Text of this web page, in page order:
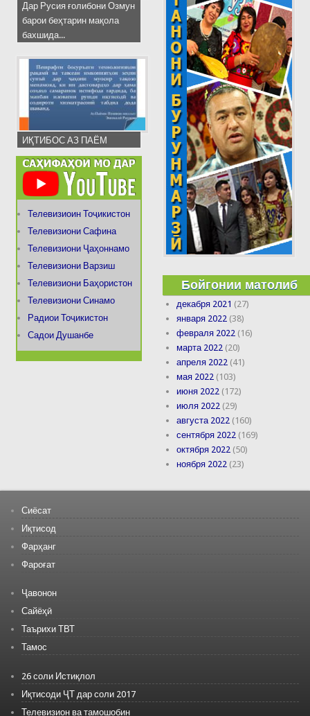
Дар Русия ғолибони Озмун
барои беҳтарин мақола
бахшида...
ИҚТИБОС АЗ ПАЁМ
Телевизиоин Тоҷикистон
Телевизиони Сафина
Телевизиони Ҷаҳоннамо
Телевизиони Варзиш
Телевизиони Баҳористон
Телевизиони Синамо
Радиои Тоҷикистон
Садои Душанбе
Бойгонии матолиб
декабря 2021 (27)
января 2022 (38)
февраля 2022 (16)
марта 2022 (20)
апреля 2022 (41)
мая 2022 (103)
июня 2022 (172)
июля 2022 (29)
августа 2022 (160)
сентября 2022 (169)
октября 2022 (50)
ноября 2022 (23)
Сиёсат
Иқтисод
Фарҳанг
Фароғат
Ҷавонон
Сайёҳӣ
Таърихи ТВТ
Тамос
26 соли Истиқлол
Иқтисоди ҶТ дар соли 2017
Телевизион ва тамошобин